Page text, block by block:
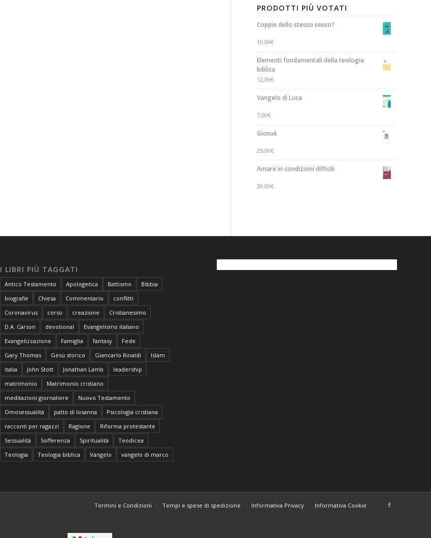
PRODOTTI PIÙ VOTATI
Coppie dello stesso sesso?
10,00€
Elementi fondamentali della teologia
biblica
12,00€
Vangelo di Luca
7,00€
Giosuè
25,00€
Amare in condizioni difficili
20,00€
I LIBRI PIÙ TAGGATI
Antico Testamento Apologetica Battismo
Bibbia
biografie
Chiesa Commentario
conflitti
Coronavirus
corso creazione
Cristianesimo
D.A. Carson
devotional
Evangelismo italiano
Evangelizzazione
Famiglia fantasy
Fede
Gary Thomas
Gesù storico Giancarlo Rinaldi
Islam
italia
John Stott Jonathan Lamb
leadership
matrimonio
Matrimonio cristiano
meditazioni giornaliere
Nuovo Testamento
Omosessualità
patto di losanna
Psicologia cristiana
racconti per ragazzi
Ragione
Riforma protestante
Sessualità
Sofferenza Spiritualità
Teodicea
Teologia
Teologia biblica Vangelo vangelo di marco
Termini e Condizioni Tempi e spese di spedizione Informativa Privacy Informativa Cookie